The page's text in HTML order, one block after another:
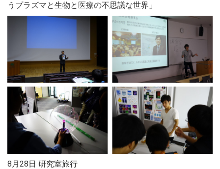
うプラズマと生物と医療の不思議な世界」
8月28日 研究室旅行